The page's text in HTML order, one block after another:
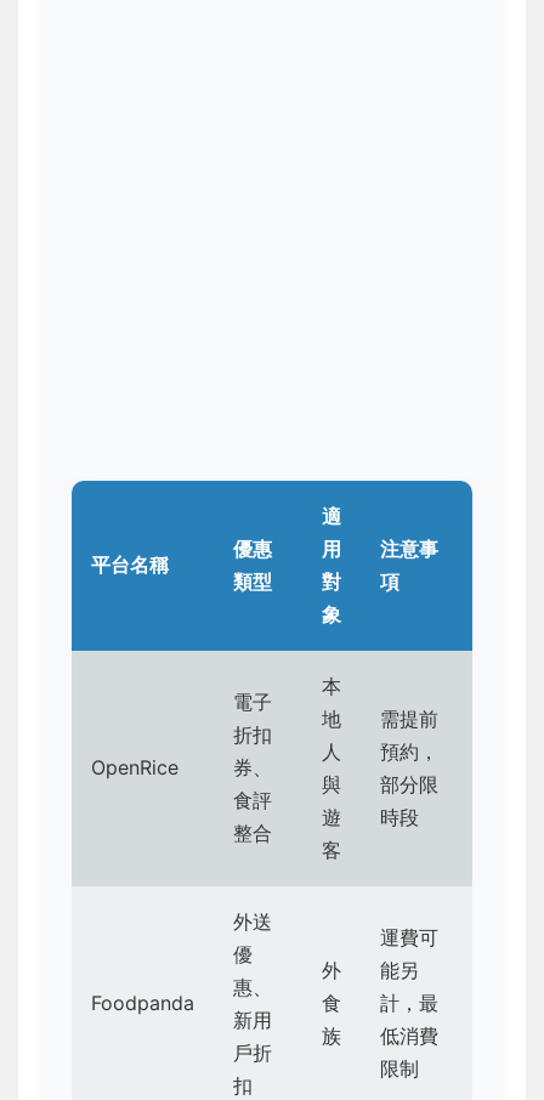
平台名稱
優惠
類型
適
用
對
象
注意事
項
OpenRice
電子
折扣
券、
食評
整合
本
地
人
與
遊
客
需提前
預約，
部分限
時段
Foodpanda
外送
優
惠、
新用
戶折
扣
外
食
族
運費可
能另
計，最
低消費
限制